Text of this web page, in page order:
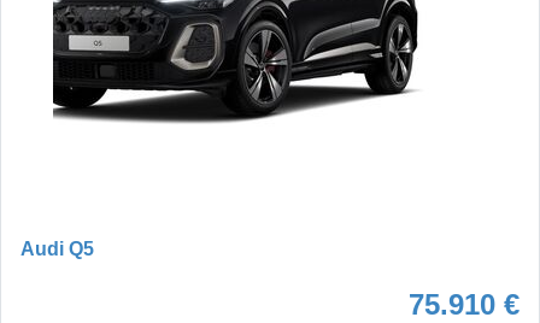
Audi Q5
75.910 €